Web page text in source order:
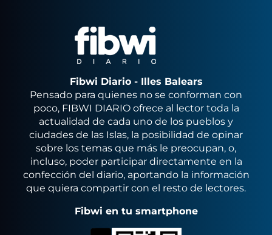
Fibwi Diario - Illes Balears
Pensado para quienes no se conforman con
poco, FIBWI DIARIO ofrece al lector toda la
actualidad de cada uno de los pueblos y
ciudades de las Islas, la posibilidad de opinar
sobre los temas que más le preocupan, o,
incluso, poder participar directamente en la
confección del diario, aportando la información
que quiera compartir con el resto de lectores.
Fibwi en tu smartphone